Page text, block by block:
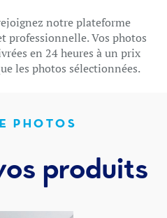
notre plateforme
professionnelle. Vos photos
en 24 heures à un prix
les photos sélectionnées.
PHOTOS
produits